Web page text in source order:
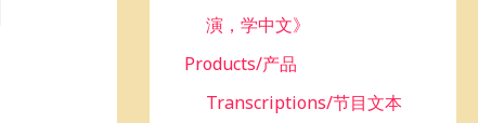
演，学中文》
Products/产品
Transcriptions/节目文本